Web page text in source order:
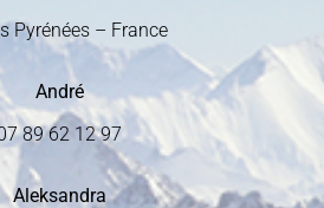
Pyrénées – France
André
89 62 12 97
Aleksandra